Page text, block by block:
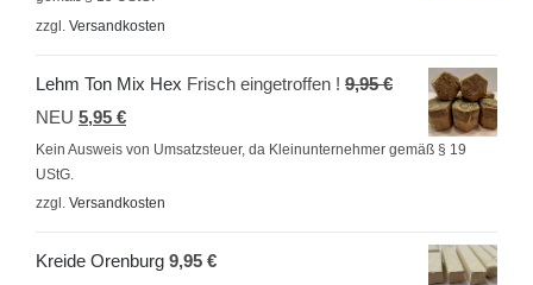
zzgl. Versandkosten
Lehm Ton Mix Hex Frisch eingetroffen ! 9,95€Ursprünglicher
Preis
war:
NEU 5,95 €Aktueller
Preis
Kein Ausweis von Umsatzsteuer, da Kleinunternehmer gemäß § 19
UStG.
zzgl. Versandkosten
Kreide Orenburg 9,95 €